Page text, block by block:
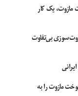
مازوت، یک کار
بی‌تفاوت
مازوت را به